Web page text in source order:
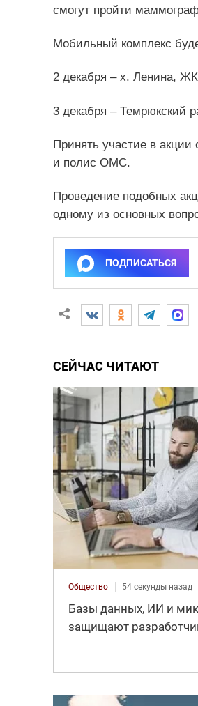
смогут пройти
Мобильный комплекс
2 декабря – х. Ленина,
3 декабря – Темрюкский
Принять участие в
и полис ОМС.
Проведение подобных
одному из основных
ПОДПИСАТЬСЯ
СЕЙЧАС ЧИТАЮТ
Общество 54 секунды назад
Базы данных, ИИ и
защищают